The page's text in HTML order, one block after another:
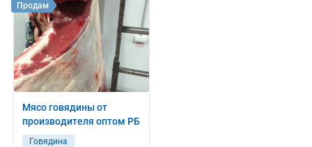
Мясо говядины от
производителя оптом РБ
Говядина
Продам